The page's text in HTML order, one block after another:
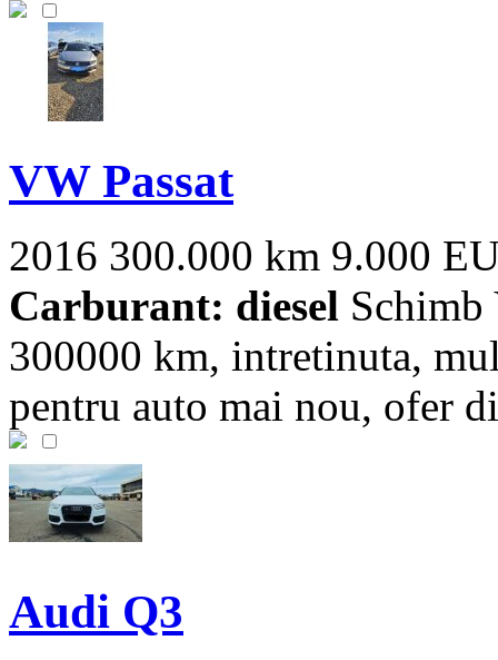
VW Passat
2016 300.000 km 9.000
Carburant: diesel Schimb
300000 km, intretinuta,
pentru auto mai nou, ofer
Audi Q3